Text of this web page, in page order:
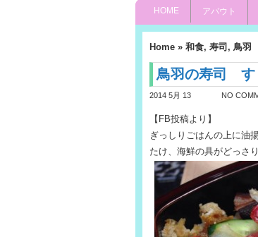
HOME アバウト
Home » 和食, 寿司 , 鳥羽
鳥羽の寿司 す
2014 5月 13 NO
【FB投稿より】
ぎっしりごはんの上に油
たけ、海鮮の具がどっさり